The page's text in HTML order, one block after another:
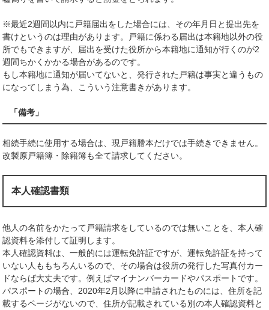
※最近2週間以内に戸籍届出をした場合には、その年月日と提出先を
書けというのは理由があります。戸籍に係わる届出は本籍地以外の役
所でもできますが、届出を受けた役所から本籍地に通知が行くのが2
週間ちかくかかる場合があるのです。
もし本籍地に通知が届いてないと、発行された戸籍は事実と違うもの
になってしまう為、こういう注意書きがあります。
「備考」
相続手続に使用する場合は、現戸籍謄本だけでは手続きできません。
改製原戸籍簿・除籍簿も全て請求してください。
本人確認書類
他人の名前をかたって戸籍請求をしているのでは無いことを、本人確
認資料を添付して証明します。
本人確認資料は、一般的には運転免許証ですが、運転免許証を持って
いない人ももちろんいるので、その場合は役所の発行した写真付カー
ドならば大丈夫です。例えばマイナンバーカードやパスポートです。
パスポートの場合、2020年2月以降に申請されたものには、住所を記
載するページがないので、住所が記載されている別の本人確認資料と